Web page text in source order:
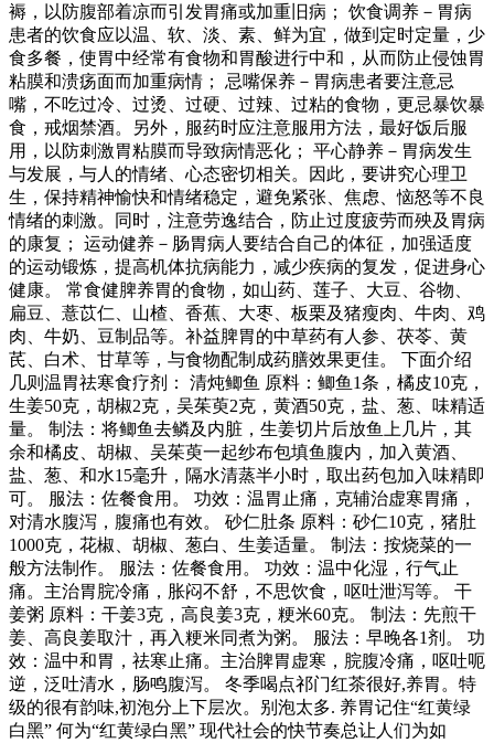
褥，以防腹部着凉而引发胃痛或加重旧病； 饮食调养－胃病
患者的饮食应以温、软、淡、素、鲜为宜，做到定时定量，少
食多餐，使胃中经常有食物和胃酸进行中和，从而防止侵蚀胃
粘膜和溃疡面而加重病情； 忌嘴保养－胃病患者要注意忌
嘴，不吃过冷、过烫、过硬、过辣、过粘的食物，更忌暴饮暴
食，戒烟禁酒。另外，服药时应注意服用方法，最好饭后服
用，以防刺激胃粘膜而导致病情恶化； 平心静养－胃病发生
与发展，与人的情绪、心态密切相关。因此，要讲究心理卫
生，保持精神愉快和情绪稳定，避免紧张、焦虑、恼怒等不良
情绪的刺激。同时，注意劳逸结合，防止过度疲劳而殃及胃病
的康复； 运动健养－肠胃病人要结合自己的体征，加强适度
的运动锻炼，提高机体抗病能力，减少疾病的复发，促进身心
健康。 常食健脾养胃的食物，如山药、莲子、大豆、谷物、
扁豆、薏苡仁、山楂、香蕉、大枣、板栗及猪瘦肉、牛肉、鸡
肉、牛奶、豆制品等。补益脾胃的中草药有人参、茯苓、黄
芪、白术、甘草等，与食物配制成药膳效果更佳。 下面介绍
几则温胃祛寒食疗剂： 清炖鲫鱼 原料：鲫鱼1条，橘皮10克，
生姜50克，胡椒2克，吴茱萸2克，黄酒50克，盐、葱、味精适
量。 制法：将鲫鱼去鳞及内脏，生姜切片后放鱼上几片，其
余和橘皮、胡椒、吴茱萸一起纱布包填鱼腹内，加入黄酒、
盐、葱、和水15毫升，隔水清蒸半小时，取出药包加入味精即
可。 服法：佐餐食用。 功效：温胃止痛，克辅治虚寒胃痛，
对清水腹泻，腹痛也有效。 砂仁肚条 原料：砂仁10克，猪肚
1000克，花椒、胡椒、葱白、生姜适量。 制法：按烧菜的一
般方法制作。 服法：佐餐食用。 功效：温中化湿，行气止
痛。主治胃脘冷痛，胀闷不舒，不思饮食，呕吐泄泻等。 干
姜粥 原料：干姜3克，高良姜3克，粳米60克。 制法：先煎干
姜、高良姜取汁，再入粳米同煮为粥。 服法：早晚各1剂。 功
效：温中和胃，祛寒止痛。主治脾胃虚寒，脘腹冷痛，呕吐呃
逆，泛吐清水，肠鸣腹泻。 冬季喝点祁门红茶很好,养胃。特
级的很有韵味,初泡分上下层次。别泡太多. 养胃记住“红黄绿
白黑” 何为“红黄绿白黑” 现代社会的快节奏总让人们为如